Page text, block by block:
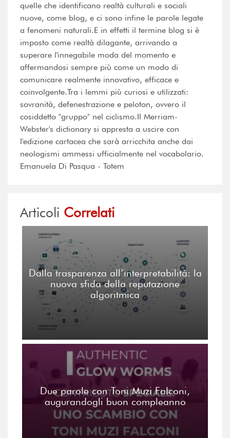
quelle che identificano realtà culturali e sociali
nuove, come blog, e ci sono infine le parole legate
a fenomeni naturali.E in effetti il termine blog si è
imposto come realtà dilagante, arrivando a
superare l'innegabile moda del momento e
affermandosi sempre più come un modo di
comunicare realmente innovativo, efficace e
coinvolgente.Tra i lemmi più curiosi e utilizzati:
sovranità, defenestrazione e peloton, ovvero il
cosiddetto "gruppo" nel ciclismo.Il Merriam-
Webster's dictionary si appresta a uscire con
l'edizione cartacea che sarà arricchita anche dai
neologismi ammessi ufficialmente nel vocabolario.
Emanuela Di Pasqua - Totem
Articoli Correlati
Dalla trasparenza all’interpretabilità: la
nuova sfida della reputazione
algoritmica
Due parole con Toni Muzi Falconi,
augurandogli buon compleanno